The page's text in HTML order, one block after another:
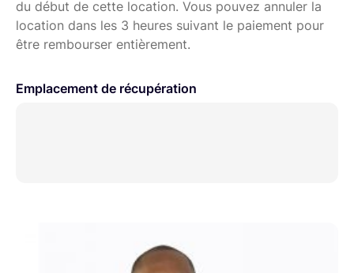
du début de cette location. Vous pouvez annuler la
location dans les 3 heures suivant le paiement pour
être rembourser entièrement.
Emplacement de récupération